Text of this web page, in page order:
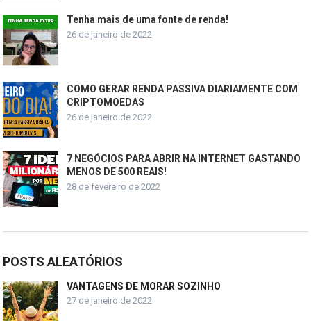
Tenha mais de uma fonte de renda!
26 de janeiro de 2022
COMO GERAR RENDA PASSIVA DIARIAMENTE COM
CRIPTOMOEDAS
26 de janeiro de 2022
7 NEGÓCIOS PARA ABRIR NA INTERNET GASTANDO
MENOS DE 500 REAIS!
28 de fevereiro de 2022
POSTS ALEATÓRIOS
VANTAGENS DE MORAR SOZINHO
27 de janeiro de 2022